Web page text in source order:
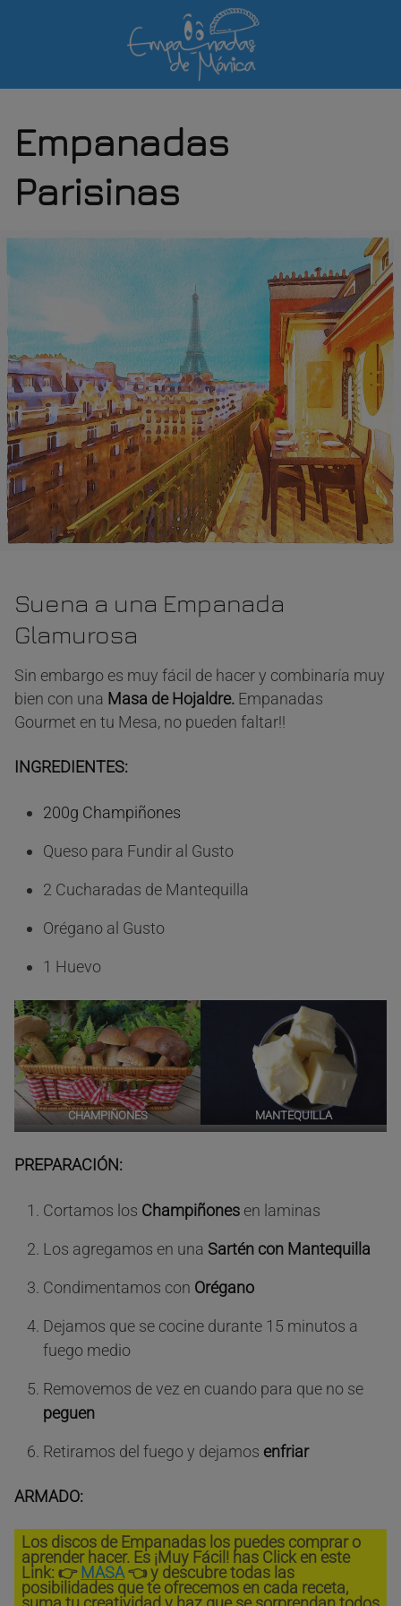
Empanadas
Parisinas
Suena a una Empanada
Glamurosa
Sin embargo es muy fácil de hacer y combinaría muy
bien con una Masa de Hojaldre. Empanadas
Gourmet en tu Mesa, no pueden faltar!!
INGREDIENTES:
200g Champiñones
Queso para Fundir al Gusto
2 Cucharadas de Mantequilla
Orégano al Gusto
1 Huevo
CHAMPIÑONES MANTEQUILLA
PREPARACIÓN:
Cortamos los Champiñones en laminas
Los agregamos en una Sartén con Mantequilla
Condimentamos con Orégano
Dejamos que se cocine durante 15 minutos a
fuego medio
Removemos de vez en cuando para que no se
peguen
Retiramos del fuego y dejamos enfriar
ARMADO:
Los discos de Empanadas los puedes comprar o
aprender hacer. Es ¡Muy Fácil! has Click en este
Link: 👉 MASA👈 y descubre todas las
posibilidades que te ofrecemos en cada receta,